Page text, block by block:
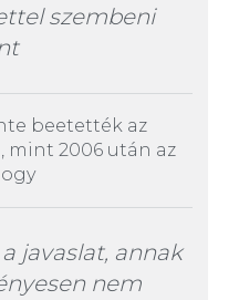
szembeni
beetették az
mint 2006 után az
javaslat, annak
nem